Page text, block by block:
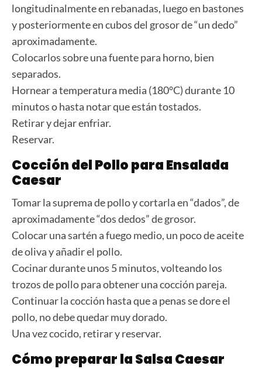
longitudinalmente en rebanadas, luego en bastones
y posteriormente en cubos del grosor de “un dedo”
aproximadamente.
Colocarlos sobre una fuente para horno, bien
separados.
Hornear a temperatura media (180°C) durante 10
minutos o hasta notar que están tostados.
Retirar y dejar enfriar.
Reservar.
Cocción del Pollo para Ensalada
Caesar
Tomar la suprema de pollo y cortarla en “dados”, de
aproximadamente “dos dedos” de grosor.
Colocar una sartén a fuego medio, un poco de aceite
de oliva y añadir el pollo.
Cocinar durante unos 5 minutos, volteando los
trozos de pollo para obtener una cocción pareja.
Continuar la cocción hasta que a penas se dore el
pollo, no debe quedar muy dorado.
Una vez cocido, retirar y reservar.
Cómo preparar la Salsa Caesar